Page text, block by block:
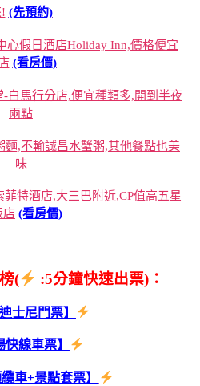
(先預約)
心假日酒店Holiday Inn,價格便宜
(看房價)
-白馬行分店,便宜種類多,開到半夜
兩點
麵,不輸誠昌水蟹粥,其他餐點也美
味
菲特酒店,大三巴附近,CP值高五星
店 (看房價)
( :5分鐘快速出票)：
士尼門票】
快線車票】
車+景點套票】